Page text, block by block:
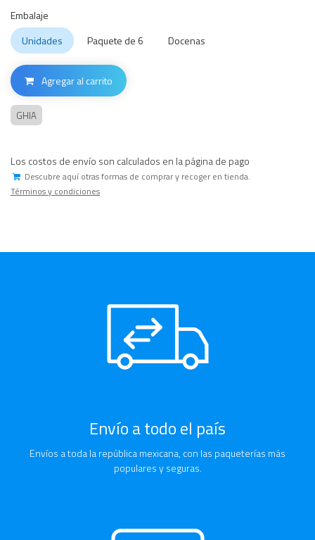
Embalaje
Unidades
Paquete de 6 Docenas
Agregar al carrito
GHIA
Los costos de envío son calculados en la página de pago
Descubre aquí otras formas de comprar y recoger en tienda.
Términos y condiciones
Envío a todo el país
Envíos a toda la república mexicana, con las paqueterías más
populares y seguras.